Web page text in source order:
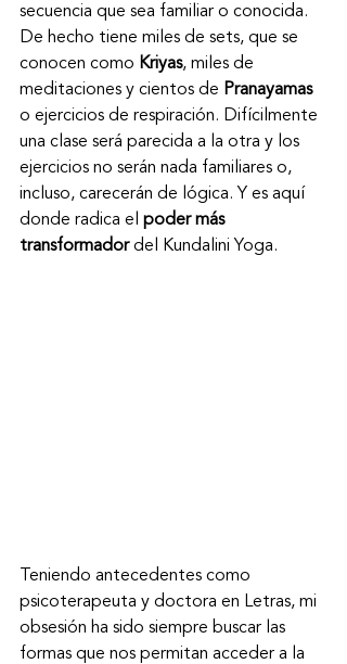
secuencia que sea familiar o conocida.
De hecho tiene miles de sets, que se
conocen como Kriyas, miles de
meditaciones y cientos de Pranayamas
o ejercicios de respiración. Difícilmente
una clase será parecida a la otra y los
ejercicios no serán nada familiares o,
incluso, carecerán de lógica. Y es aquí
donde radica el poder más
transformador del Kundalini Yoga.
Teniendo antecedentes como
psicoterapeuta y doctora en Letras, mi
obsesión ha sido siempre buscar las
formas que nos permitan acceder a la